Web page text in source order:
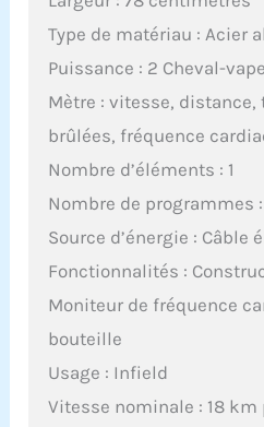
Type de matériau : Acier
Puissance : 2 Cheval-
Mètre : vitesse,
brûlées, fréquence
Nombre d’éléments : 1
Nombre de programmes :
Source d’énergie : Câble
Fonctionnalités :
Moniteur de fréquence
bouteille
Usage : Infield
Vitesse nominale : 18 km